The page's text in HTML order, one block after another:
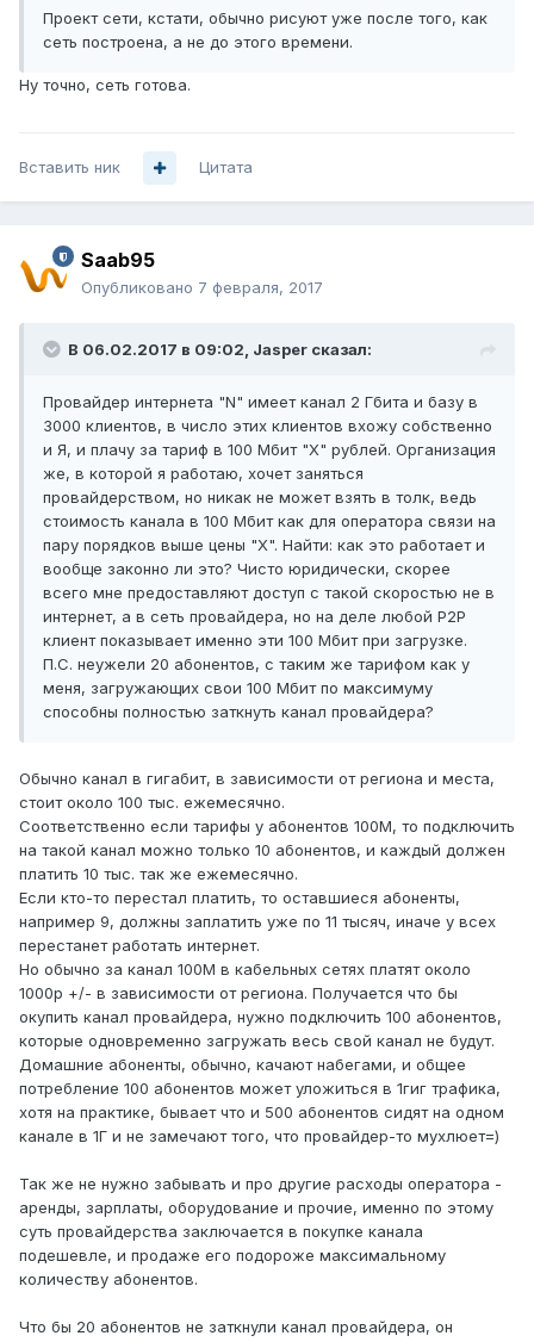
Проект сети, кстати, обычно рисуют уже после того, как
сеть построена, а не до этого времени.
Ну точно, сеть готова.
Вставить ник Цитата
Saab95
Опубликовано 7 февраля, 2017
В 06.02.2017 в 09:02, Jasper сказал:
Провайдер интернета "N" имеет канал 2 Гбита и базу в
3000 клиентов, в число этих клиентов вхожу собственно
и Я, и плачу за тариф в 100 Мбит "Х" рублей. Организация
же, в которой я работаю, хочет заняться
провайдерством, но никак не может взять в толк, ведь
стоимость канала в 100 Мбит как для оператора связи на
пару порядков выше цены "Х". Найти: как это работает и
вообще законно ли это? Чисто юридически, скорее
всего мне предоставляют доступ с такой скоростью не в
интернет, а в сеть провайдера, но на деле любой P2P
клиент показывает именно эти 100 Мбит при загрузке.
П.С. неужели 20 абонентов, с таким же тарифом как у
меня, загружающих свои 100 Мбит по максимуму
способны полностью заткнуть канал провайдера?
Обычно канал в гигабит, в зависимости от региона и места,
стоит около 100 тыс. ежемесячно.
Соответственно если тарифы у абонентов 100М, то подключить
на такой канал можно только 10 абонентов, и каждый должен
платить 10 тыс. так же ежемесячно.
Если кто-то перестал платить, то оставшиеся абоненты,
например 9, должны заплатить уже по 11 тысяч, иначе у всех
перестанет работать интернет.
Но обычно за канал 100М в кабельных сетях платят около
1000р +/- в зависимости от региона. Получается что бы
окупить канал провайдера, нужно подключить 100 абонентов,
которые одновременно загружать весь свой канал не будут.
Домашние абоненты, обычно, качают набегами, и общее
потребление 100 абонентов может уложиться в 1гиг трафика,
хотя на практике, бывает что и 500 абонентов сидят на одном
канале в 1Г и не замечают того, что провайдер-то мухлюет=)
Так же не нужно забывать и про другие расходы оператора -
аренды, зарплаты, оборудование и прочие, именно по этому
суть провайдерства заключается в покупке канала
подешевле, и продаже его подороже максимальному
количеству абонентов.
Что бы 20 абонентов не заткнули канал провайдера, он